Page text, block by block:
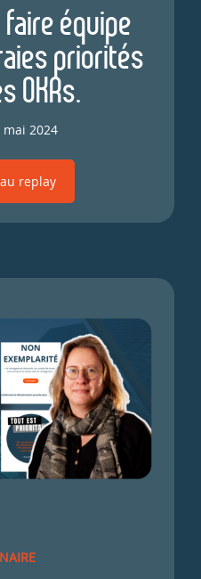
équipe
priorités
OKRs.
2024
replay